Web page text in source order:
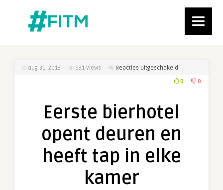
aug 31, 2018 981 Views Reacties uitgeschakeld
Eerste
heeft
in
0 0
Eerste bierhotel
opent deuren en
heeft tap in elke
kamer